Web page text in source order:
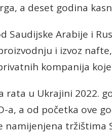
a deset godina
Saudijske Arabije i
i izvoz
kompanija
rata u Ukrajini 2022.
a, a od početka ove
namijenjena tržištima